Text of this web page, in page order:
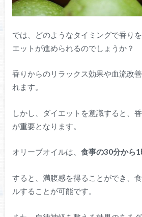
では、どのようなタイミングで香り
エットが進められるのでしょうか？
香りからのリラックス効果や血流改
れます。
しかし、ダイエットを意識すると、
が重要となります。
オリーブオイルは、 食事の30分から
すると、満腹感を得ることができ、
ルすることが可能です。